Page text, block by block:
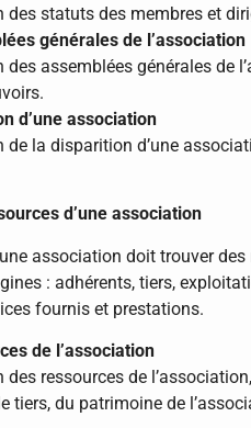
des statuts des membres et
générales de l’association
des assemblées générales de
d’une association
de la disparition d’une
d’une association
association doit trouver des
: adhérents, tiers,
fournis et prestations.
de l’association
des ressources de
tiers, du patrimoine de